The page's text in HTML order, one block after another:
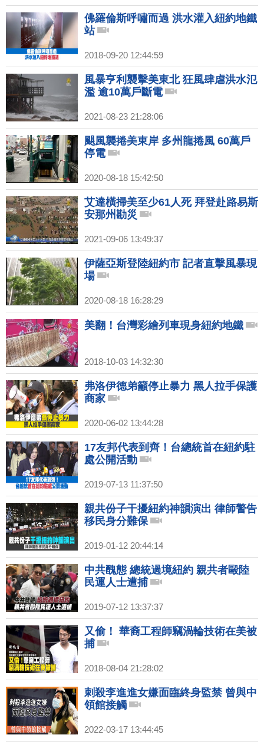
佛羅倫斯呼嘯而過 洪水灌入紐約地鐵
站
2018-09-20 12:44:59
風暴亨利襲擊美東北 狂風肆虐洪水氾
濫 逾10萬戶斷電
2021-08-23 21:28:06
颶風襲捲美東岸 多州龍捲風 60萬戶
停電
2020-08-18 15:42:50
艾達橫掃美至少61人死 拜登赴路易斯
安那州勘災
2021-09-06 13:49:37
伊薩亞斯登陸紐約市 記者直擊風暴現
場
2020-08-18 16:28:29
美翻！台灣彩繪列車現身紐約地鐵
2018-10-03 14:32:30
弗洛伊德弟籲停止暴力 黑人拉手保護
商家
2020-06-02 13:44:28
17友邦代表到齊！台總統首在紐約駐
處公開活動
2019-07-13 11:37:50
親共份子干擾紐約神韻演出 律師警告
移民身分難保
2019-01-12 20:44:14
中共醜態 總統過境紐約 親共者毆陸
民運人士遭捕
2019-07-12 13:37:37
又偷！ 華裔工程師竊渦輪技術在美被
捕
2018-08-04 21:28:02
刺殺李進進女嫌面臨終身監禁 曾與中
領館接觸
2022-03-17 13:44:45